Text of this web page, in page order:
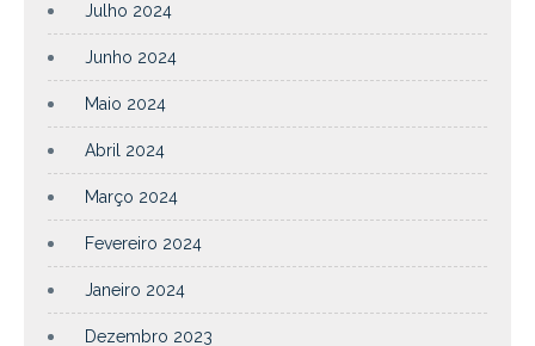
Julho 2024
Junho 2024
Maio 2024
Abril 2024
Março 2024
Fevereiro 2024
Janeiro 2024
Dezembro 2023